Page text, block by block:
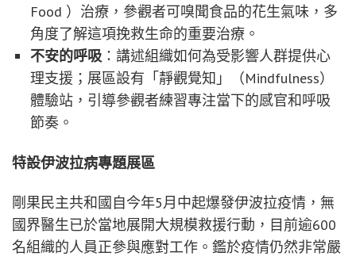
Food ）治療，參觀者可嗅聞食品的花生氣味，多
角度了解這項挽救生命的重要治療。
不安的呼吸 ：講述組織如何為受影響人群提供心
理支援；展區設有「靜觀覺知」（Mindfulness）
體驗站，引導參觀者練習專注當下的感官和呼吸
節奏。
特設伊波拉病專題展區
剛果民主共和國自今年5月中起爆發伊波拉疫情，無
國界醫生已於當地展開大規模救援行動，目前逾600
名組織的人員正參與應對工作。鑑於疫情仍然非常嚴